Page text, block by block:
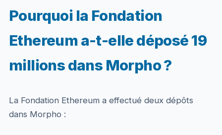
Pourquoi la Fondation
Ethereum a-t-elle déposé 19
millions dans Morpho ?
La Fondation Ethereum a effectué deux dépôts
dans Morpho :